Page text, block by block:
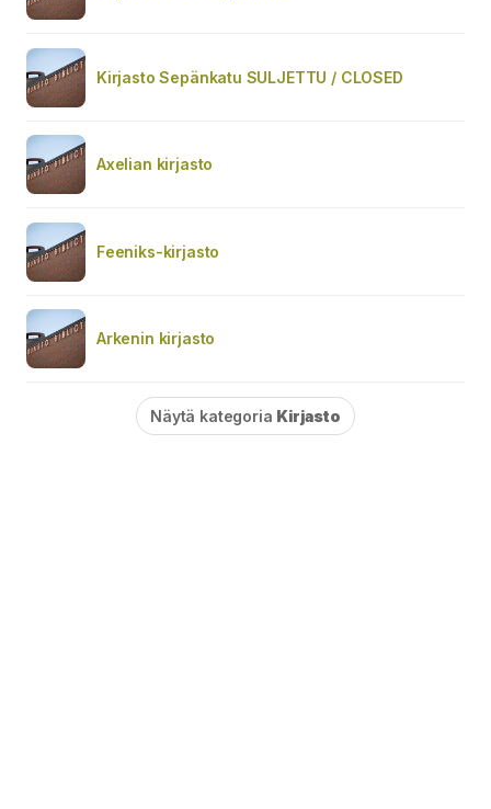
Kirjasto Sepänkatu SULJETTU / CLOSED
Axelian kirjasto
Feeniks-kirjasto
Arkenin kirjasto
Näytä kategoria Kirjasto